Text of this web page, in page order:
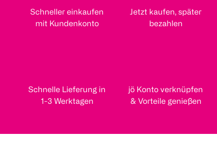
Schneller einkaufen
mit Kundenkonto
Jetzt kaufen, später
bezahlen
Schnelle Lieferung in
1-3 Werktagen
jö Konto verknüpfen
& Vorteile genießen